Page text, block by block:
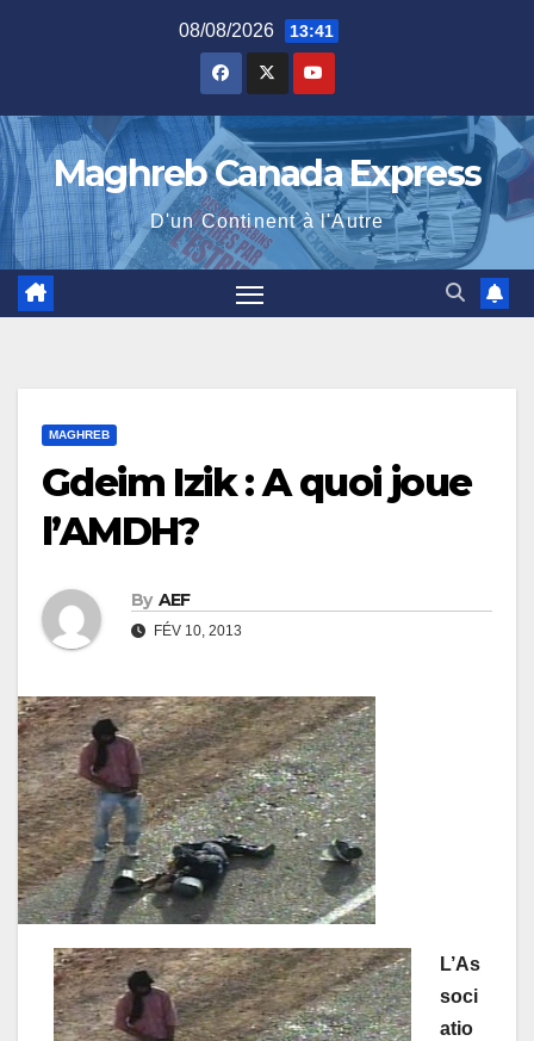
08/08/2026 13:41
Maghreb Canada Express
D'un Continent à l'Autre
MAGHREB
Gdeim Izik : A quoi joue
l’AMDH?
By AEF
FÉV 10, 2013
L’As
soci
atio